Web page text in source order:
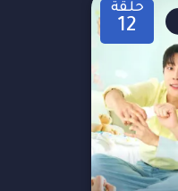
حلقة
12